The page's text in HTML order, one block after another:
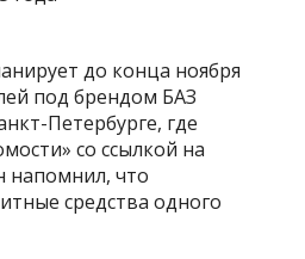
до конца ноября
под брендом БАЗ
Петербурге, где
со ссылкой на
напомнил, что
средства одного